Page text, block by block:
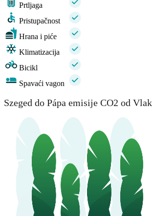
Prtljaga
Pristupačnost
Hrana i piće
Klimatizacija
Bicikl
Spavaći vagon
Szeged do Pápa emisije CO2 od Vlak